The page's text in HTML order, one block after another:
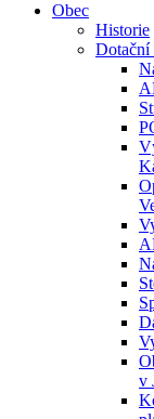
Obec
Historie
Dotační
v